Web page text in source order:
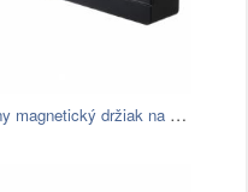
Čierny magnetický držiak na kuchynské…